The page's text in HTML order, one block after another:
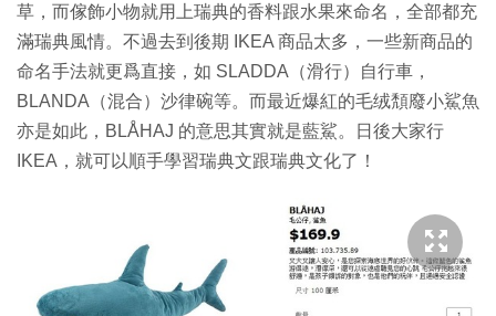
草，而傢飾小物就用上瑞典的香料跟水果來命名，全部都充
滿瑞典風情。不過去到後期 IKEA 商品太多，一些新商品的
命名手法就更爲直接，如 SLADDA（滑行）自行車，
BLANDA（混合）沙律碗等。而最近爆紅的毛绒頽廢小鯊魚
亦是如此，BLÅHAJ 的意思其實就是藍鯊。日後大家行
IKEA，就可以順手學習瑞典文跟瑞典文化了！